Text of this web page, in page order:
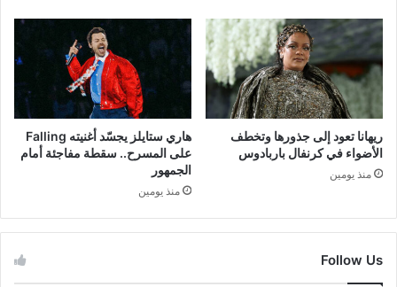
ريهانا تعود إلى جذورها وتخطف
الأضواء في كرنفال باربادوس
منذ يومين
هاري ستايلز يجسّد أغنيته Falling
على المسرح.. سقطة مفاجئة أمام
الجمهور
منذ يومين
Follow Us